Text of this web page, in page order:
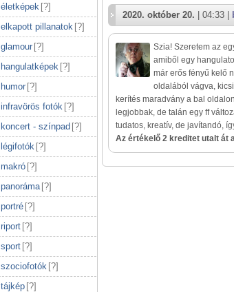
életképek [?]
elkapott pillanatok [?]
glamour [?]
hangulatképek [?]
humor [?]
infravörös fotók [?]
koncert - színpad [?]
légifotók [?]
makró [?]
panoráma [?]
portré [?]
riport [?]
sport [?]
szociofotók [?]
tájkép [?]
2020. október 20. | 04:33 |
Szia! Szeretem az
amiből egy
már erős fényű kelő
oldalából vágva,
kerítés maradvány a bal
legjobbak, de talán egy ff
tudatos, kreatív, de javítandó,
Az értékelő 2 kreditet utalt át